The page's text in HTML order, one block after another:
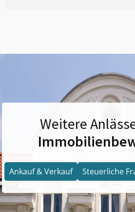
Weitere
Ankauf & Verkauf Steuerliche